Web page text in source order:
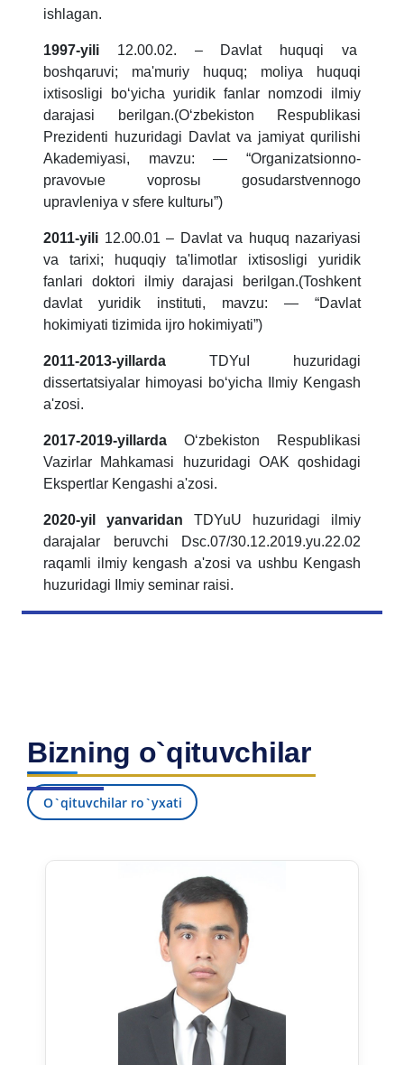
ishlagan.
1997-yili 12.00.02. – Davlat huquqi va
boshqaruvi; ma'muriy huquq; moliya huquqi
ixtisosligi bo‘yicha yuridik fanlar nomzodi ilmiy
darajasi berilgan.(O‘zbekiston Respublikasi
Prezidenti huzuridagi Davlat va jamiyat qurilishi
Akademiyasi, mavzu: — “Organizatsionno-
pravovыe voprosы gosudarstvennogo
upravleniya v sfere kulturы”)
2011-yili 12.00.01 – Davlat va huquq nazariyasi
va tarixi; huquqiy ta'limotlar ixtisosligi yuridik
fanlari doktori ilmiy darajasi berilgan.(Toshkent
davlat yuridik instituti, mavzu: — “Davlat
hokimiyati tizimida ijro hokimiyati”)
2011-2013-yillarda TDYuI huzuridagi
dissertatsiyalar himoyasi bo‘yicha Ilmiy Kengash
a'zosi.
2017-2019-yillarda O‘zbekiston Respublikasi
Vazirlar Mahkamasi huzuridagi OAK qoshidagi
Ekspertlar Kengashi a'zosi.
2020-yil yanvaridan TDYuU huzuridagi ilmiy
darajalar beruvchi Dsc.07/30.12.2019.yu.22.02
raqamli ilmiy kengash a'zosi va ushbu Kengash
huzuridagi Ilmiy seminar raisi.
Bizning o`qituvchilar
O`qituvchilar ro`yxati